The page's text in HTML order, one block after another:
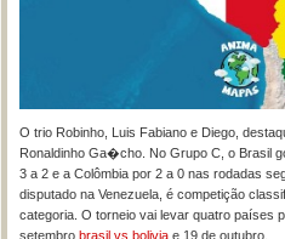
O trio Robinho, Luis Fabiano e Diego,
Ronaldinho Ga�cho. No Grupo C, o Brasil
3 a 2 e a Colômbia por 2 a 0 nas rodadas
disputado na Venezuela, é competição
categoria. O torneio vai levar quatro países
setembro brasil vs bolivia e 19 de outubro.